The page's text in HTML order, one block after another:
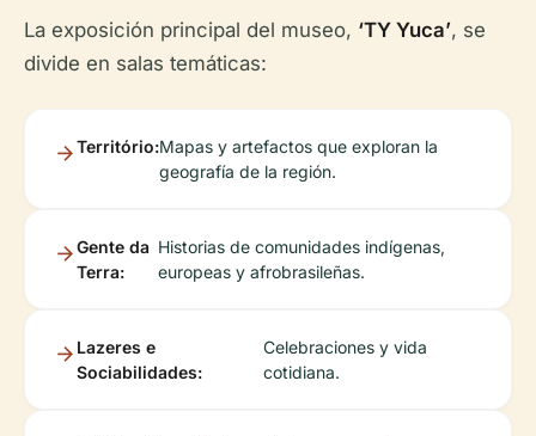
La exposición principal del museo, ‘TY Yuca’, se
divide en salas temáticas:
Território:Mapas y artefactos que exploran la
geografía de la región.
Gente da
Terra:
Historias de comunidades indígenas,
europeas y afrobrasileñas.
Lazeres e
Sociabilidades:
Celebraciones y vida
cotidiana.